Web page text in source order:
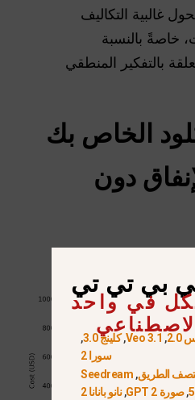
غالبية التكاليف
خاصةً بالنسبة
بالتفكير المنطقي
الخاص بك
الإنفاق دون
بي تي تي
في واحد
2.0
,
Veo 3.1
,كلينج 3.0
,
سورا 2
الطريق,
Seedream
,صورة GPT 2 ,نانو بانانا 2